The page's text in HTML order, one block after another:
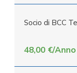
Socio di BCC
48,00 €/Anno